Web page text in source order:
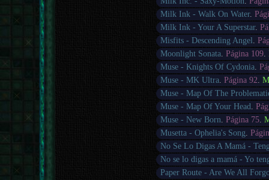
Milk Ink - Walk On Water.
Milk Ink - Your A Superstar.
Misfits - Descending Angel .
Moonlight Sonata.Página 109.
Muse - Knights Of Cydonia.
Muse - MK Ultra.Página 92.
Muse - Map Of The
Muse - Map Of Your Head.
Muse - New Born.Página 75.
Musetta - Ophelia's Song.
No Se Lo Digas A Mamá -
No se lo digas a mamá - Yo
Paper Route - Are We All